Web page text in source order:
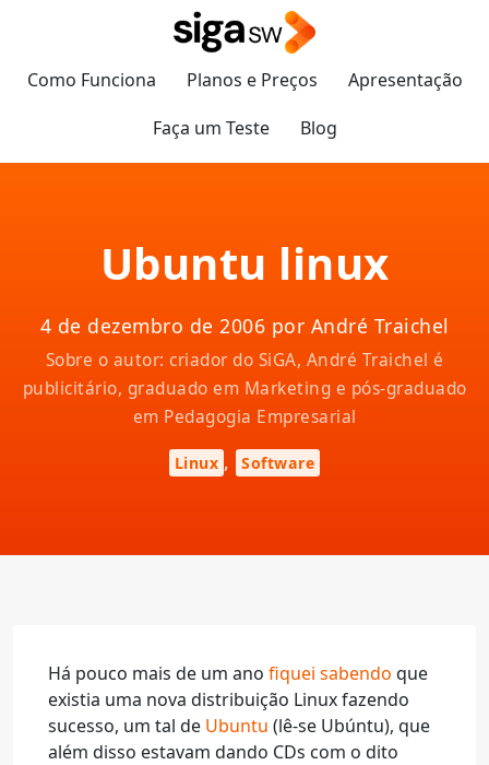
Como Funciona Planos e Preços
Apresentação
Faça um Teste
Blog
Ubuntu linux
4 de dezembro de 2006 por André Traichel
Sobre o autor: criador do SiGA, André Traichel é
publicitário, graduado em Marketing e pós-graduado
em Pedagogia Empresarial
Linux , Software
Há pouco mais de um ano fiquei sabendo que
existia uma nova distribuição Linux fazendo
sucesso, um tal de Ubuntu (lê-se Ubúntu), que
além disso estavam dando CDs com o dito